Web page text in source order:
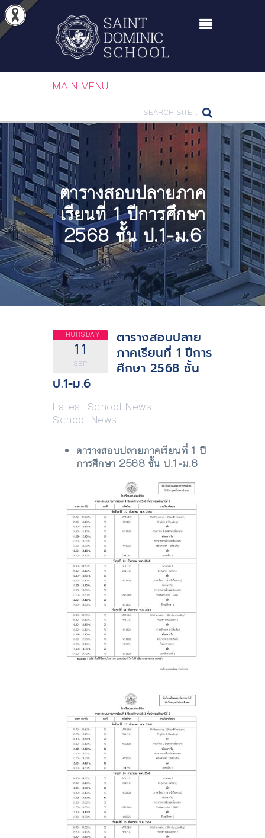
MAIN MENU
ตารางสอบปลายภาค
เรียนที่ 1 ปีการศึกษา
2568 ชั้น ป.1-ม.6
THURSDAY
11
SEP
ตารางสอบปลาย
ภาคเรียนที่ 1 ปีการ
ศึกษา 2568 ชั้น
ป.1-ม.6
Latest School News,
School News
ตารางสอบปลายภาคเรียนที่ 1 ปี
การศึกษา 2568 ชั้น ป.1-ม.6